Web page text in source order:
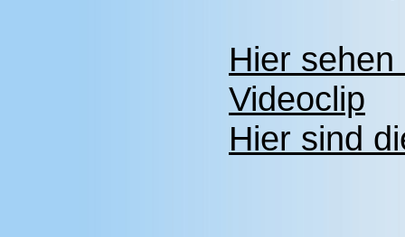
Hier
Videoclip
Hier sind